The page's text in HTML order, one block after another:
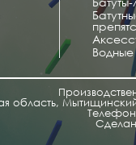
Водные
область,